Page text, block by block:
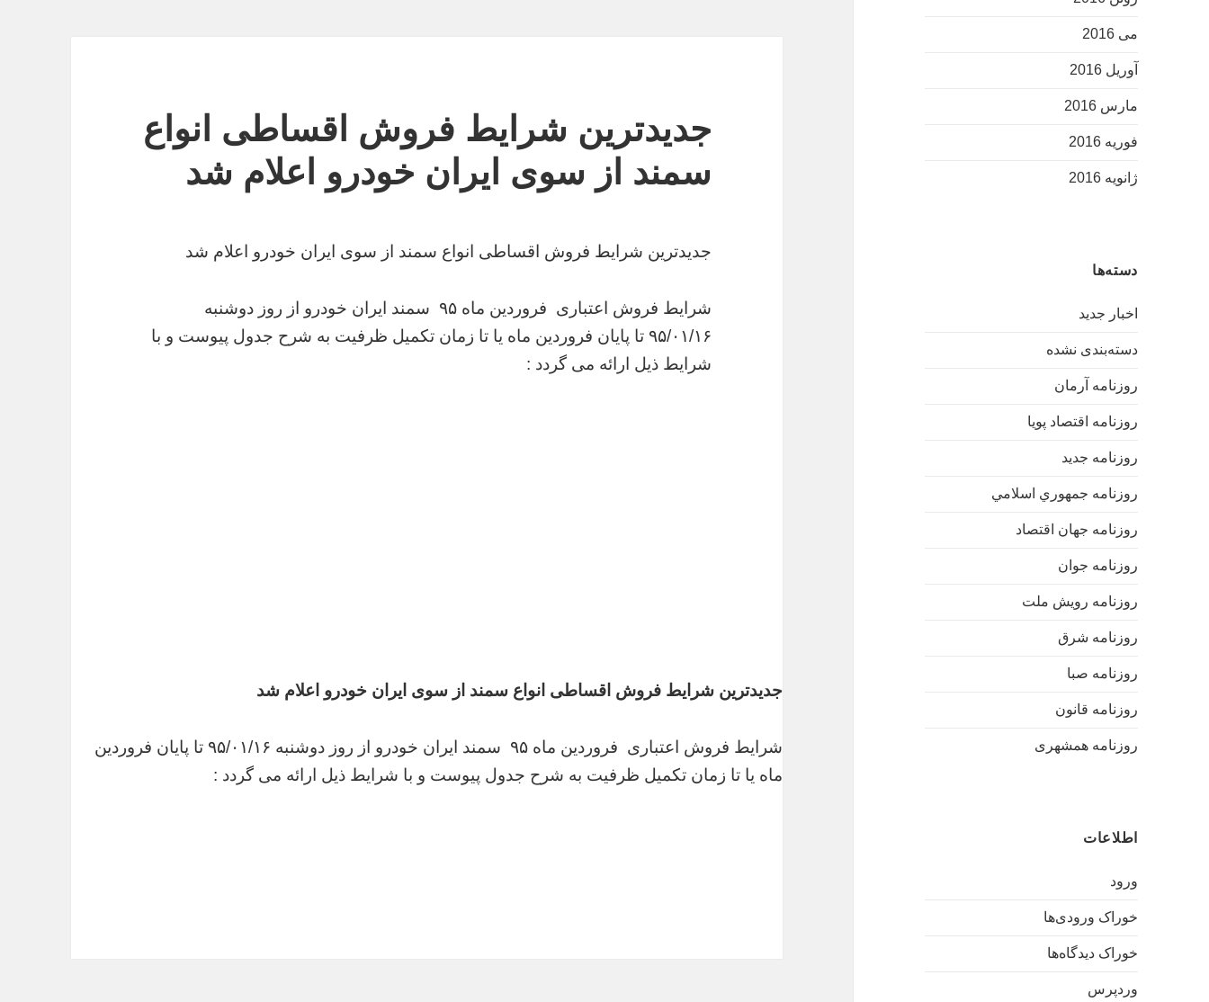
می 2016
آوریل 2016
مارس 2016
فوریه 2016
ژانویه 2016
دسته‌ها
اخبار جدید
دسته‌بندی نشده
روزنامه آرمان
روزنامه اقتصاد پویا
روزنامه جدید
روزنامه جمهوري اسلامي
روزنامه جهان اقتصاد
روزنامه جوان
روزنامه رویش ملت
روزنامه شرق
روزنامه صبا
روزنامه قانون
روزنامه همشهری
اطلاعات
ورود
خوراک ورودی‌ها
خوراک دیدگاه‌ها
وردپرس
جدیدترین شرایط فروش اقساطی انواع
سمند از سوی ایران خودرو اعلام شد
جدیدترین شرایط فروش اقساطی انواع سمند از سوی ایران خودرو اعلام شد
شرایط فروش اعتباری فروردین ماه ۹۵ سمند ایران خودرو از روز دوشنبه
۹۵/۰۱/۱۶ تا پایان فروردین ماه یا تا زمان تکمیل ظرفیت به شرح جدول پیوست و با
شرایط ذیل ارائه می گردد :
جدیدترین شرایط فروش اقساطی انواع سمند از سوی ایران خودرو اعلام شد
شرایط فروش اعتباری فروردین ماه ۹۵ سمند ایران خودرو از روز دوشنبه ۹۵/۰۱/۱۶ تا پایان فروردین
ماه یا تا زمان تکمیل ظرفیت به شرح جدول پیوست و با شرایط ذیل ارائه می گردد :